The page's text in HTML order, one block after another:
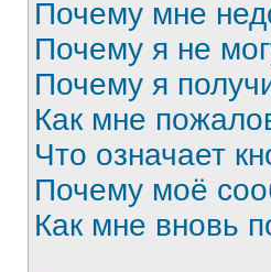
Почему мне
Почему я не
Почему я
Как мне
Что означает
Почему моё
Как мне вновь